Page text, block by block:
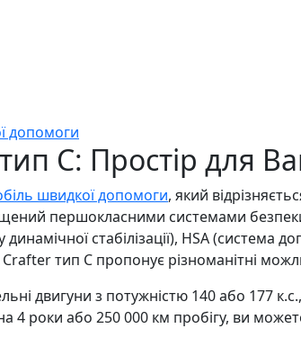
допомоги
С: Простір для
швидкої допомоги, який
першокласними системами
стабілізації), HSA
Crafter тип С пропонує різноманітні
двигуни з потужністю 140 або 177
4 роки або 250 000 км пробігу, ви